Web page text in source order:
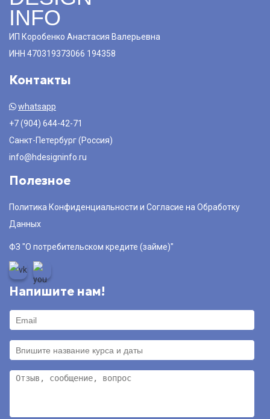
INFO
ИП Коробенко Анастасия Валерьевна
ИНН 470319373066 194358
Контакты
whatsapp
+7 (904) 644-42-71
Санкт-Петербург (Россия)
info@hdesigninfo.ru
Полезное
Политика Конфиденциальности и Согласие на Обработку
Данных
ФЗ "О потребительском кредите (займе)"
Напишите нам!